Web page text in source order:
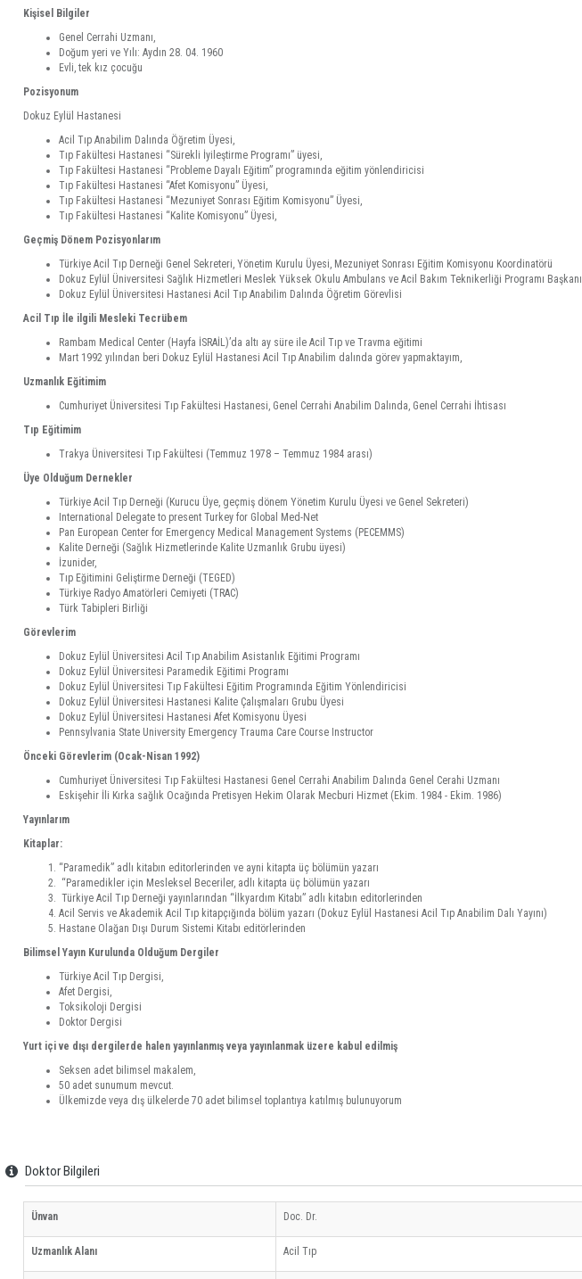
Kişisel Bilgiler
Genel Cerrahi Uzmanı,
Doğum yeri ve Yılı: Aydın 28. 04. 1960
Evli, tek kız çocuğu
Pozisyonum
Dokuz Eylül Hastanesi
Acil Tıp Anabilim Dalında Öğretim Üyesi,
Tıp Fakültesi Hastanesi “Sürekli İyileştirme Programı” üyesi,
Tıp Fakültesi Hastanesi “Probleme Dayalı Eğitim” programında eğitim yönlendiricisi
Tıp Fakültesi Hastanesi “Afet Komisyonu” Üyesi,
Tıp Fakültesi Hastanesi “Mezuniyet Sonrası Eğitim Komisyonu” Üyesi,
Tıp Fakültesi Hastanesi “Kalite Komisyonu” Üyesi,
Geçmiş Dönem Pozisyonlarım
Türkiye Acil Tıp Derneği Genel Sekreteri, Yönetim Kurulu Üyesi, Mezuniyet Sonrası Eğitim Komisyonu Koordinatörü
Dokuz Eylül Üniversitesi Sağlık Hizmetleri Meslek Yüksek Okulu Ambulans ve Acil Bakım Teknikerliği Programı Başkanı
Dokuz Eylül Üniversitesi Hastanesi Acil Tıp Anabilim Dalında Öğretim Görevlisi
Acil Tıp İle ilgili Mesleki Tecrübem
Rambam Medical Center (Hayfa İSRAİL)’da altı ay süre ile Acil Tıp ve Travma eğitimi
Mart 1992 yılından beri Dokuz Eylül Hastanesi Acil Tıp Anabilim dalında görev yapmaktayım,
Uzmanlık Eğitimim
Cumhuriyet Üniversitesi Tıp Fakültesi Hastanesi, Genel Cerrahi Anabilim Dalında, Genel Cerrahi İhtisası
Tıp Eğitimim
Trakya Üniversitesi Tıp Fakültesi (Temmuz 1978 – Temmuz 1984 arası)
Üye Olduğum Dernekler
Türkiye Acil Tıp Derneği (Kurucu Üye, geçmiş dönem Yönetim Kurulu Üyesi ve Genel Sekreteri)
International Delegate to present Turkey for Global Med-Net
Pan European Center for Emergency Medical Management Systems (PECEMMS)
Kalite Derneği (Sağlık Hizmetlerinde Kalite Uzmanlık Grubu üyesi)
İzunider,
Tıp Eğitimini Geliştirme Derneği (TEGED)
Türkiye Radyo Amatörleri Cemiyeti (TRAC)
Türk Tabipleri Birliği
Görevlerim
Dokuz Eylül Üniversitesi Acil Tıp Anabilim Asistanlık Eğitimi Programı
Dokuz Eylül Üniversitesi Paramedik Eğitimi Programı
Dokuz Eylül Üniversitesi Tıp Fakültesi Eğitim Programında Eğitim Yönlendiricisi
Dokuz Eylül Üniversitesi Hastanesi Kalite Çalışmaları Grubu Üyesi
Dokuz Eylül Üniversitesi Hastanesi Afet Komisyonu Üyesi
Pennsylvania State University Emergency Trauma Care Course Instructor
Önceki Görevlerim (Ocak-Nisan 1992)
Cumhuriyet Üniversitesi Tıp Fakültesi Hastanesi Genel Cerrahi Anabilim Dalında Genel Cerahi Uzmanı
Eskişehir İli Kırka sağlık Ocağında Pretisyen Hekim Olarak Mecburi Hizmet (Ekim. 1984 - Ekim. 1986)
Yayınlarım
Kitaplar:
“Paramedik” adlı kitabın editorlerinden ve ayni kitapta üç bölümün yazarı
“Paramedikler için Mesleksel Beceriler, adlı kitapta üç bölümün yazarı
Türkiye Acil Tıp Derneği yayınlarından “İlkyardım Kitabı” adlı kitabın editorlerinden
Acil Servis ve Akademik Acil Tıp kitapçığında bölüm yazarı (Dokuz Eylül Hastanesi Acil Tıp Anabilim Dalı Yayını)
Hastane Olağan Dışı Durum Sistemi Kitabı editörlerinden
Bilimsel Yayın Kurulunda Olduğum Dergiler
Türkiye Acil Tıp Dergisi,
Afet Dergisi,
Toksikoloji Dergisi
Doktor Dergisi
Yurt içi ve dışı dergilerde halen yayınlanmış veya yayınlanmak üzere kabul edilmiş
Seksen adet bilimsel makalem,
50 adet sunumum mevcut.
Ülkemizde veya dış ülkelerde 70 adet bilimsel toplantıya katılmış bulunuyorum
Doktor Bilgileri
Ünvan Doc. Dr.
Uzmanlık Alanı Acil Tıp